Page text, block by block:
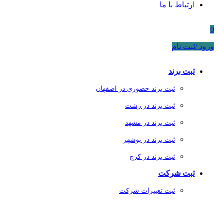
ارتباط با ما
0
ورود /ثبت نام
ثبت برند
ثبت برند حضوری در اصفهان
ثبت برند در رشت
ثبت برند در مشهد
ثبت برند در بوشهر
ثبت برند در کرج
ثبت شرکت
ثبت تغییرات شرکت